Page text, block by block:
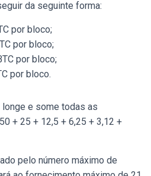
da seguinte forma:
por bloco;
por bloco;
por bloco;
por bloco.
e some todas as
+ 25 + 12,5 + 6,25 + 3,12 +
pelo número máximo de